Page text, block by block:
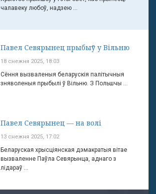
чалавеку любоў, надзею ...
Павел Севярынец прыбыў у Вільню
18 снежня 2025, 18:03
Сёння вызваленыя беларускія палітычныя
зняволеныя прыбылі ў Вільню. З Польшчы ...
Павел Севярынец — на волі
13 снежня 2025, 17:02
Беларуская хрысціянская дэмакратыя вітае
вызваленне Паўла Севярынца, аднаго з
лідараў ...